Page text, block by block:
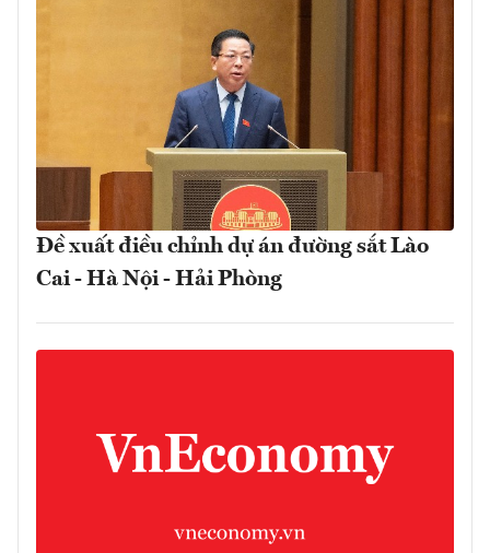
Đề xuất điều chỉnh dự án đường sắt Lào
Cai - Hà Nội - Hải Phòng